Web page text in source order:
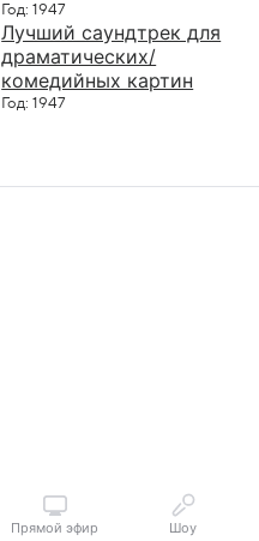
Год: 1947
Лучший саундтрек для
драматических/
комедийных картин
Год: 1947
Прямой эфир Шоу